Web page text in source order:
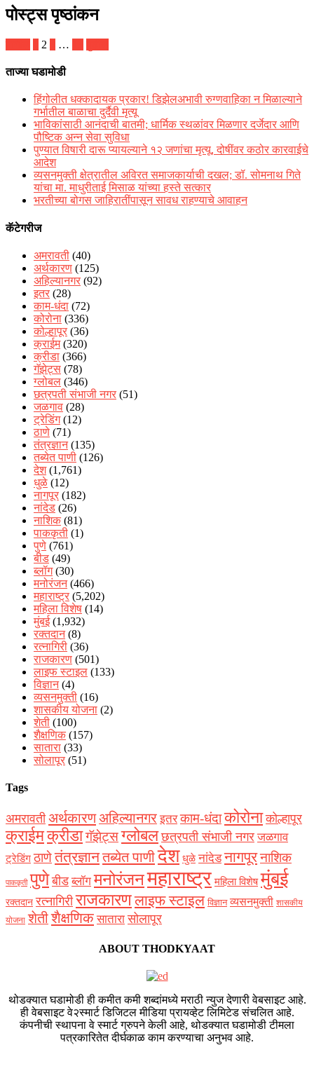
पोस्ट्स पृष्ठांकन
2 …
ताज्या घडामोडी
हिंगोलीत धक्कादायक प्रकार! डिझेलअभावी रुग्णवाहिका न मिळाल्याने
गर्भातील बाळाचा दुर्दैवी मृत्यू
भाविकांसाठी आनंदाची बातमी; धार्मिक स्थळांवर मिळणार दर्जेदार आणि
पौष्टिक अन्न सेवा सुविधा
पुण्यात विषारी दारू प्यायल्याने १२ जणांचा मृत्यू, दोषींवर कठोर कारवाईचे
आदेश
व्यसनमुक्ती क्षेत्रातील अविरत समाजकार्याची दखल; डॉ. सोमनाथ गिते
यांचा मा. माधुरीताई मिसाळ यांच्या हस्ते सत्कार
भरतीच्या बोगस जाहिरातींपासून सावध राहण्याचे आवाहन
कॅटेगरीज
अमरावती (40)
अर्थकारण (125)
अहिल्यानगर (92)
इतर (28)
काम-धंदा (72)
कोरोना (336)
कोल्हापूर (36)
क्राईम(320)
क्रीडा (366)
गॅझेट्स (78)
ग्लोबल (346)
छत्रपती संभाजी नगर (51)
जळगाव (28)
ट्रेडिंग(12)
ठाणे (71)
तंत्रज्ञान(135)
तब्येत पाणी (126)
देश(1,761)
धुळे (12)
नागपूर (182)
नांदेड (26)
नाशिक (81)
पाककृती (1)
पुणे (761)
बीड (49)
ब्लॉग(30)
मनोरंजन(466)
महाराष्ट्र (5,202)
महिला विशेष (14)
मुंबई(1,932)
रक्‍तदान(8)
रत्नागिरी (36)
राजकारण (501)
लाइफ स्टाइल (133)
विज्ञान(4)
व्यसनमुक्ती (16)
शासकीय योजना (2)
शेती (100)
शैक्षणिक (157)
सातारा (33)
सोलापूर (51)
Tags
अमरावती अर्थकारणअहिल्यानगर इतर काम-धंदाकोरोना कोल्हापूर
क्राईमक्रीडागॅझेट्सग्लोबल छत्रपती संभाजी नगर जळगाव
ट्रेडिंग ठाणेतंत्रज्ञानतब्येत पाणीदेश धुळे नांदेड नागपूरनाशिक
पाककृती पुणे बीड ब्लॉग मनोरंजनमहाराष्ट्र महिला विशेष मुंबई
रक्‍तदान रत्नागिरी राजकारणलाइफ स्टाइल विज्ञान व्यसनमुक्ती शासकीय
योजना शेतीशैक्षणिक सातारा सोलापूर
ABOUT THODKYAAT
थोडक्यात घडामोडी ही कमीत कमी शब्दांमध्ये मराठी न्युज देणारी वेबसाइट आहे.
ही वेबसाइट वे२स्मार्ट डिजिटल मीडिया प्रायव्हेट लिमिटेड संचलित आहे.
कंपनीची स्थापना वे स्मार्ट ग्रुपने केली आहे, थोडक्यात घडामोडी टीमला
पत्रकारितेत दीर्घकाळ काम करण्याचा अनुभव आहे.